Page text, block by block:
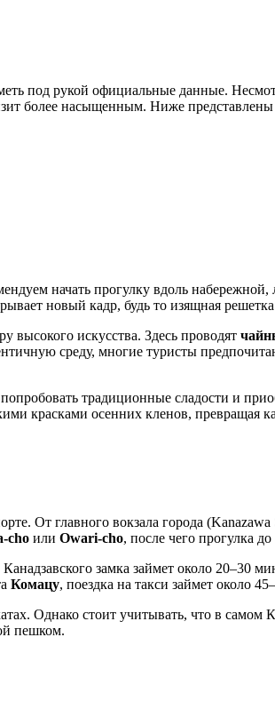
под рукой официальные данные.
более насыщенным. Ниже
начать прогулку вдоль
новый кадр, будь то изящная
высокого искусства. Здесь проводят
среду, многие туристы
традиционные сладости и
красками осенних кленов, превращая
От главного вокзала города
cho или Owari-cho, после чего прогулка
замка займет около
Комацу, поездка на такси займет около
Однако стоит учитывать, что в
пешком.